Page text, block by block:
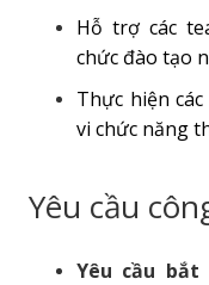
Hỗ trợ các
chức đào tạo
Thực hiện
vi chức năng
Yêu cầu
Yêu cầu